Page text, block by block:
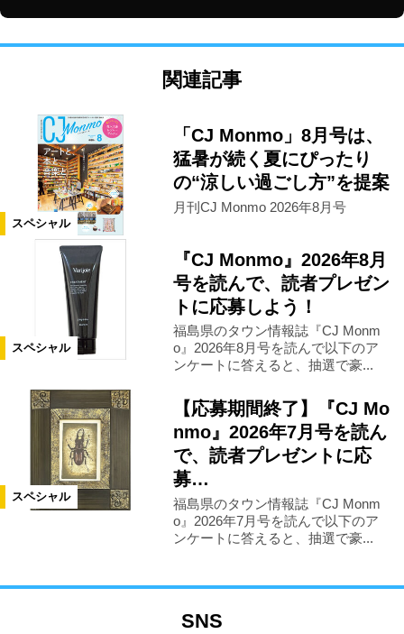
関連記事
スペシャル
「CJ Monmo」8月号は、
猛暑が続く夏にぴったり
の“涼しい過ごし方”を提案
月刊CJ Monmo 2026年8月号
スペシャル
『CJ Monmo』2026年8月
号を読んで、読者プレゼン
トに応募しよう！
福島県のタウン情報誌『CJ Monm
o』2026年8月号を読んで以下のア
ンケートに答えると、抽選で豪...
スペシャル
【応募期間終了】『CJ Mo
nmo』2026年7月号を読ん
で、読者プレゼントに応
募…
福島県のタウン情報誌『CJ Monm
o』2026年7月号を読んで以下のア
ンケートに答えると、抽選で豪...
SNS